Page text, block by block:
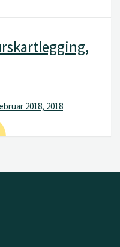
2018, 2018